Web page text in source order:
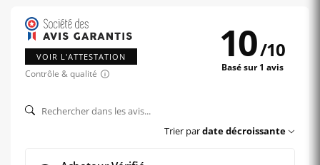
VOIR L'ATTESTATION
Contrôle & qualité
10/10
Basé sur 1 avis
Trier pardate décroissante